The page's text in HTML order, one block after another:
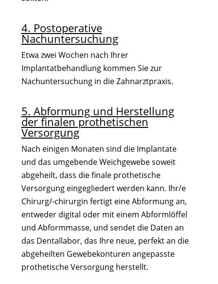
4. Postoperative
Nachuntersuchung
Etwa zwei Wochen nach Ihrer
Implantatbehandlung kommen Sie zur
Nachuntersuchung in die Zahnarztpraxis.
5. Abformung und Herstellung
der finalen prothetischen
Versorgung
Nach einigen Monaten sind die Implantate
und das umgebende Weichgewebe soweit
abgeheilt, dass die finale prothetische
Versorgung eingegliedert werden kann. Ihr/e
Chirurg/-chirurgin fertigt eine Abformung an,
entweder digital oder mit einem Abformlöffel
und Abformmasse, und sendet die Daten an
das Dentallabor, das Ihre neue, perfekt an die
abgeheilten Gewebekonturen angepasste
prothetische Versorgung herstellt.